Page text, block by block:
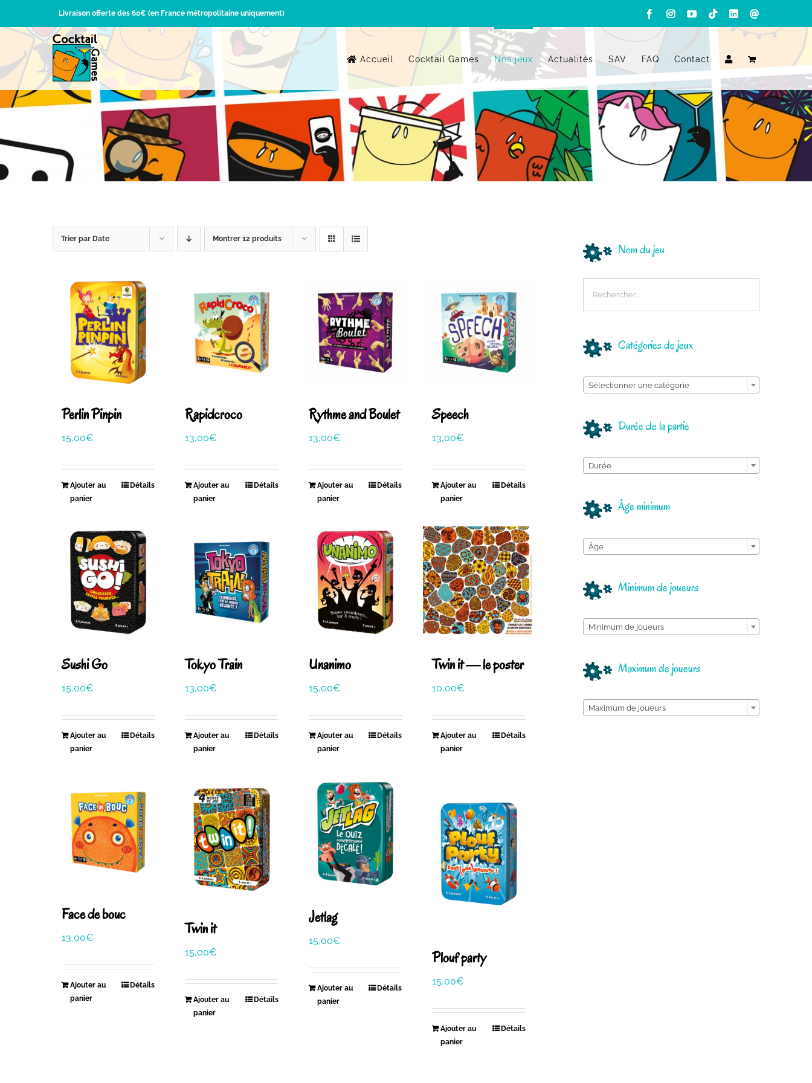
au
contenu
Livraison offerte dès 60€ (en France métropolitaine uniquement) FacebookInstagram
YouTube
TiktokLinkedIn
Accueil Cocktail Games Nos jeux Actualités SAV FAQ Contact
Trier par Date Montrer 12 produits
Perlin Pinpin
15,00€
Ajouter au
panier
Détails
Rapidcroco
13,00€
Ajouter au
panier
Détails
Rythme and Boulet
13,00€
Ajouter au
panier
Détails
Speech
13,00€
Ajouter au
panier
Détails
Sushi Go
15,00€
Ajouter au
panier
Détails
Tokyo Train
13,00€
Ajouter au
panier
Détails
Unanimo
15,00€
Ajouter au
panier
Détails
Twin it — le poster
10,00€
Ajouter au
panier
Détails
Face de bouc
13,00€
Ajouter au
panier
Détails
Twin it
15,00€
Ajouter au
panier
Détails
Jetlag
15,00€
Ajouter au
panier
Détails
Plouf party
15,00€
Ajouter au
panier
Détails
Nom du jeu
Catégories de jeux
Sélectionner une catégorie
Durée de la partie
Durée
Âge minimum
Âge
Minimum de joueurs
Minimum de joueurs
Maximum de joueurs
Maximum de joueurs